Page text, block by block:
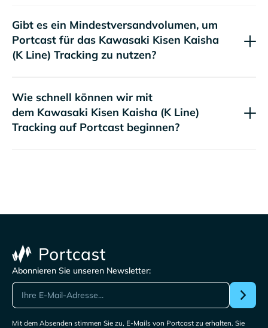
Gibt es ein Mindestversandvolumen, um
Portcast für das
Tracking zu nutzen?
Wie schnell können wir mit
dem
Tracking auf Portcast beginnen?
Abonnieren Sie unseren Newsletter:
Mit dem Absenden stimmen Sie zu, E-Mails von Portcast zu erhalten. Sie